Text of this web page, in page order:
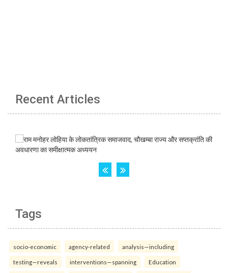
Recent Articles
Tags
socio-economic agency-related analysis—including
testing—reveals interventions—spanning Education